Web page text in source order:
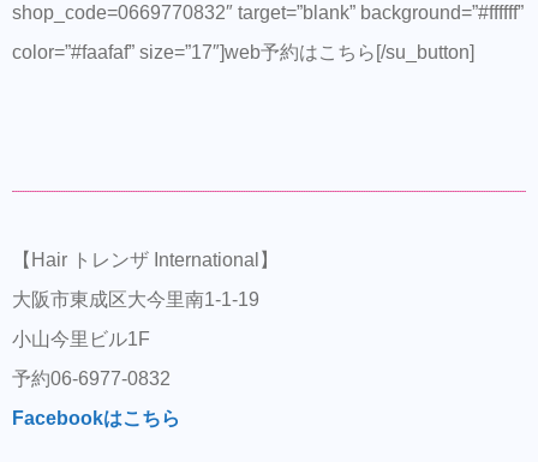
shop_code=0669770832″ target=”blank” background=”#ffffff”
color=”#faafaf” size=”17″]web予約はこちら[/su_button]
【Hair トレンザ International】
大阪市東成区大今里南1-1-19
小山今里ビル1F
予約06-6977-0832
Facebookはこちら